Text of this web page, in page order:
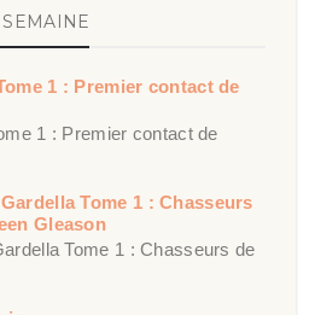
1 : Premier contact de
1 : Premier contact de
Tome 1 : Chasseurs
Gleason
Tome 1 : Chasseurs de